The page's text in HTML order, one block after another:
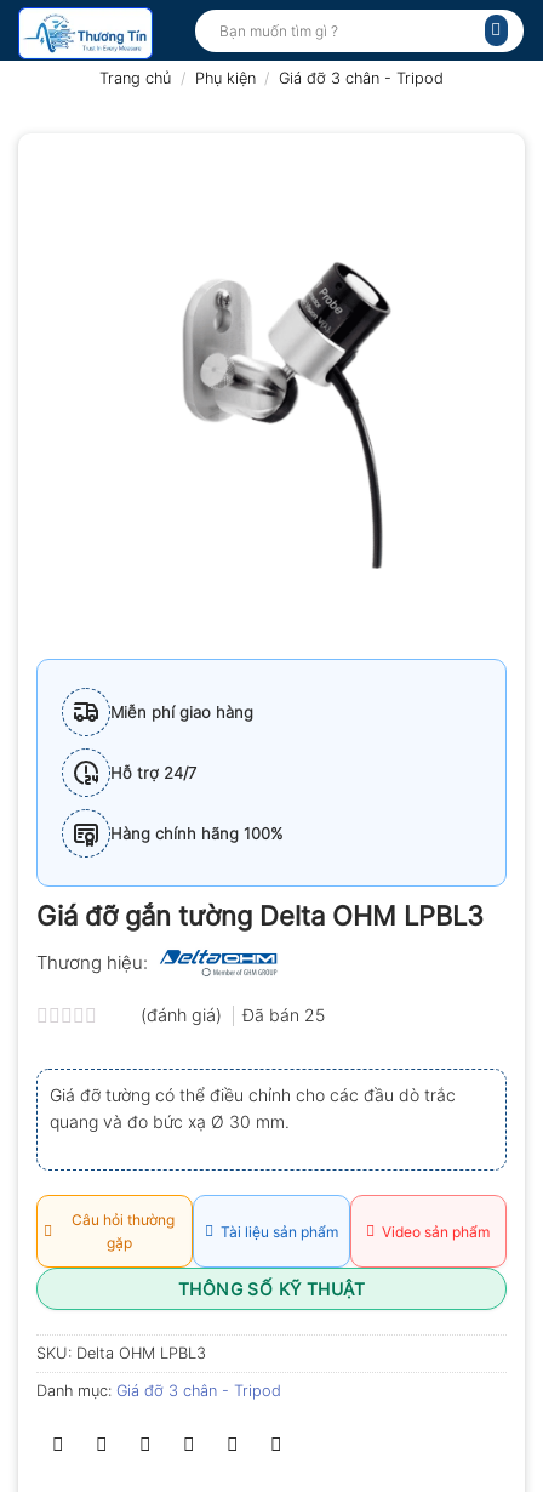
Bỏ
qua
Tìm
kiếm:
Trang chủ / Phụ kiện / Giá đỡ 3 chân - Tripod
Miễn phí giao hàng
Hỗ trợ 24/7
Hàng chính hãng 100%
Giá đỡ gắn tường Delta OHM LPBL3
Thương hiệu:
xếp
hạng
0.0
5
sao
(đánh giá) Đã bán 25
Giá đỡ tường có thể điều chỉnh cho các đầu dò trắc
quang và đo bức xạ Ø 30 mm.
Câu hỏi thường
gặp
Tài liệu sản phẩm Video sản phẩm
THÔNG SỐ KỸ THUẬT
SKU: Delta OHM LPBL3
Danh mục: Giá đỡ 3 chân - Tripod